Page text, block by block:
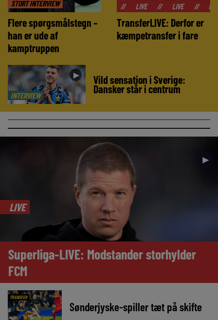
STORT INTERVIEW
Flere spørgsmålstegn –
han er ude af
kamptruppen
// LIVE LIVE
TransferLIVE: Derfor er
kæmpetransfer i fare
INTERVIEW
► Vild sensation i Sverige:
Dansker står i centrum
►
LIVE
Superliga-LIVE: Modstander storhylder
FCM
TRANSFER
Sønderjyske-spiller tæt på skifte